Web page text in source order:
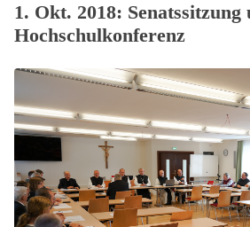
1. Okt. 2018: Senatssitzung
Hochschulkonferenz